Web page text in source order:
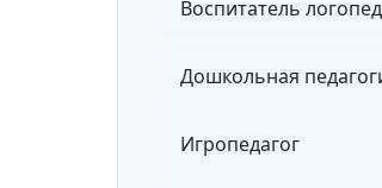
Дошкольная
Игропедагог